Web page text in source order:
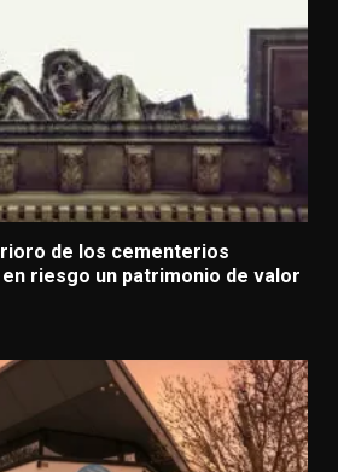
de los cementerios
riesgo un patrimonio de valor